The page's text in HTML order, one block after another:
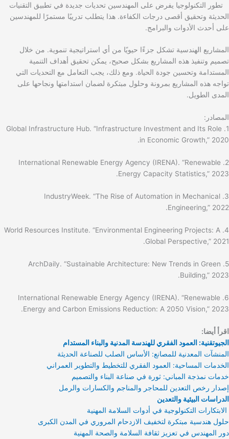
تطور التكنولوجيا يفرض على المهندسين تحديات جديدة في تطبيق التقنيات
الحديثة وتحقيق أقصى درجات الكفاءة. هذا يتطلب تدريبًا مستمرًا للمهندسين
على أحدث الأدوات والبرامج.
المشاريع الهندسية تشكل جزءًا حيويًا من أي استراتيجية تنموية. من خلال
تصميم وتنفيذ هذه المشاريع بشكل صحيح، يمكن تحقيق أهداف التنمية
المستدامة وتحسين جودة الحياة. ومع ذلك، يجب التعامل مع التحديات التي
تواجه هذه المشاريع بمرونة وحلول مبتكرة لضمان استدامتها ونجاحها على
المدى الطويل.
المصادر:
1. Global Infrastructure Hub. “Infrastructure Investment and Its Role
in Economic Growth,” 2020.
2. International Renewable Energy Agency (IRENA). “Renewable
Energy Capacity Statistics,” 2023.
3. IndustryWeek. “The Rise of Automation in Mechanical
Engineering,” 2022.
4. World Resources Institute. “Environmental Engineering Projects: A
Global Perspective,” 2021.
5. ArchDaily. “Sustainable Architecture: New Trends in Green
Building,” 2023.
6. International Renewable Energy Agency (IRENA). “Renewable
Energy and Carbon Emissions Reduction: A 2050 Vision,” 2023.
اقرأ أيضا:
الجيوتقنية: العمود الفقري للهندسة المدنية والبناء المستدام
المنشآت المعدنية للمصانع: الأساس الصلب للصناعة الحديثة
الخدمات المساحية: العمود الفقري للتخطيط والتطوير العمراني
خدمات نمذجة المباني: ثورة في صناعة البناء والتصميم
إصدار رخص التعدين للمحاجر والمناجم والكسارات والرمل
الدراسات البيئية والتعدين
الابتكارات التكنولوجية في أدوات السلامة المهنية
حلول هندسية مبتكرة لتخفيف الازدحام المروري في المدن الكبرى
دور المهندس في تعزيز ثقافة السلامة والصحة المهنية